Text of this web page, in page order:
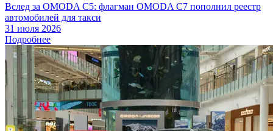
Вслед за OMODA C5: флагман OMODA C7 пополнил реестр
автомобилей для такси
31 июля 2026
Подробнее